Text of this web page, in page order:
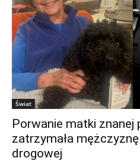
Świat
Porwanie matki znanej
zatrzymała
drogowej